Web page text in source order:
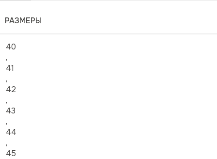
РАЗМЕРЫ
40
,
41
,
42
,
43
,
44
,
45